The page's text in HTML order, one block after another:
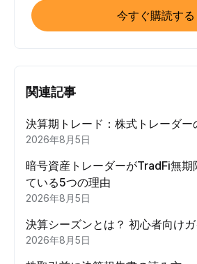
今すぐ購読する
関連記事
決算期トレード：株式トレーダー
2026年8月5日
暗号資産トレーダーがTradFi無期
ている5つの理由
2026年8月5日
決算シーズンとは？ 初心者向け
2026年8月5日